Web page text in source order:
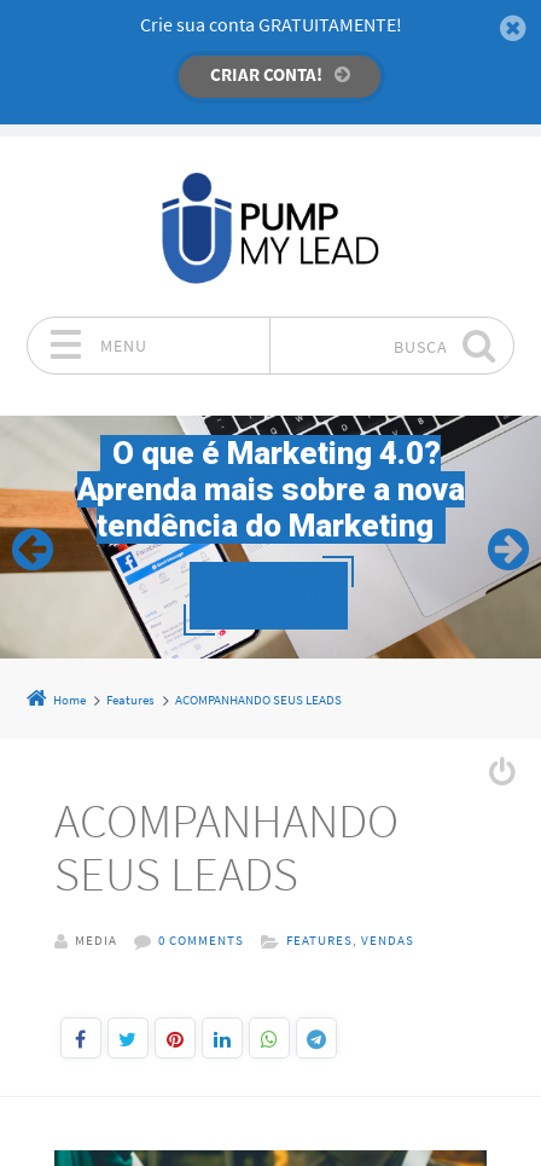
Crie sua conta GRATUITAMENTE!
CRIAR CONTA!
MENU BUSCA
O que é Marketing 4.0?
Aprenda mais sobre a nova
tendência do Marketing
Home Features ACOMPANHANDO SEUS LEADS
ACOMPANHANDO
SEUS LEADS
MEDIA 0 COMMENTS FEATURES, VENDAS